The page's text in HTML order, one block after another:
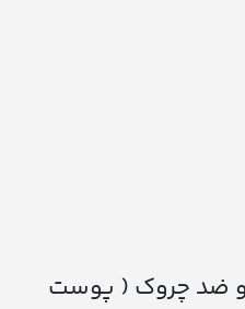
و ضد چروک ( پوست